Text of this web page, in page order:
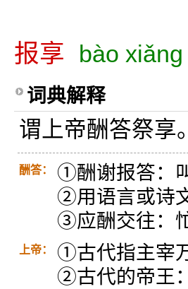
报享 bào xiǎng
词典解释
谓上帝酬答祭享。
酬答：
①酬谢报答：
②用语言或诗
③应酬交往：
上帝：
①古代指主宰
②古代的帝王